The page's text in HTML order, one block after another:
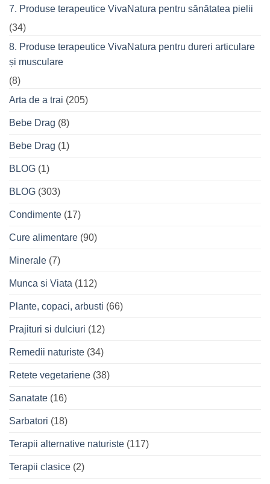
7. Produse terapeutice VivaNatura pentru sănătatea pielii
(34)
8. Produse terapeutice VivaNatura pentru dureri articulare
și musculare
(8)
Arta de a trai (205)
Bebe Drag (8)
Bebe Drag (1)
BLOG (1)
BLOG (303)
Condimente (17)
Cure alimentare (90)
Minerale (7)
Munca si Viata (112)
Plante, copaci, arbusti (66)
Prajituri si dulciuri (12)
Remedii naturiste (34)
Retete vegetariene (38)
Sanatate (16)
Sarbatori (18)
Terapii alternative naturiste (117)
Terapii clasice (2)